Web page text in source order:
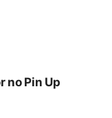
no Pin Up